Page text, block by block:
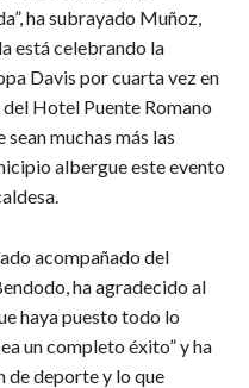
ha subrayado Muñoz,
está celebrando la
Davis por cuarta vez en
Hotel Puente Romano
muchas más las
albergue este evento
acompañado del
ha agradecido al
haya puesto todo lo
un completo éxito” y ha
de deporte y lo que